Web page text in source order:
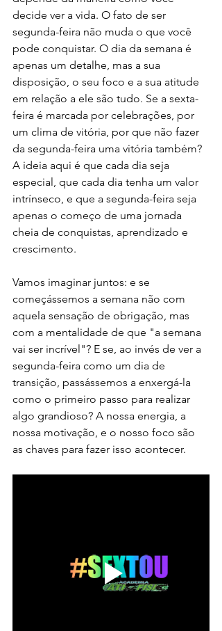
decide ver a vida. O fato de ser
segunda-feira não muda o que você
pode conquistar. O dia da semana é
apenas um detalhe, mas a sua
disposição, o seu foco e a sua atitude
em relação a ele são tudo. Se a sexta-
feira é marcada por celebrações, por
um clima de vitória, por que não fazer
da segunda-feira uma vitória também?
A ideia aqui é que cada dia seja
especial, que cada dia tenha um valor
intrínseco, e que a segunda-feira seja
apenas o começo de uma jornada
cheia de conquistas, aprendizado e
crescimento.
Vamos imaginar juntos: e se
começássemos a semana não com
aquela sensação de obrigação, mas
com a mentalidade de que "a semana
vai ser incrível"? E se, ao invés de ver a
segunda-feira como um dia de
transição, passássemos a enxergá-la
como o primeiro passo para realizar
algo grandioso? A nossa energia, a
nossa motivação, e o nosso foco são
as chaves para fazer isso acontecer.